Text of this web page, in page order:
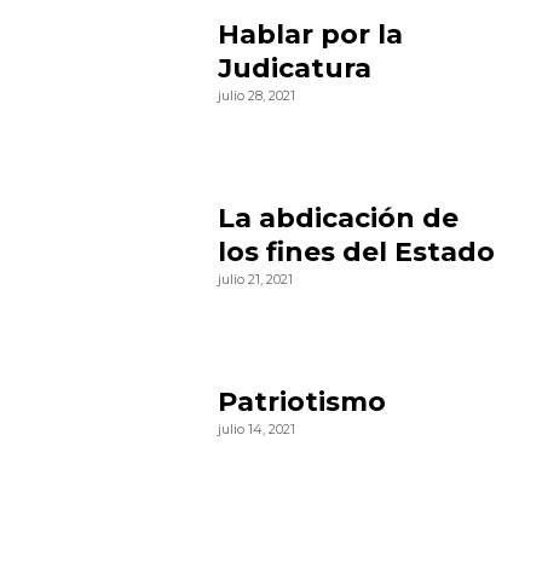
Hablar por la
Judicatura
julio 28, 2021
La abdicación de
los fines del Estado
julio 21, 2021
Patriotismo
julio 14, 2021